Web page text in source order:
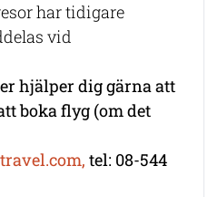
har tidigare
vid
hjälper dig gärna att
boka flyg (om det
tel: 08-544